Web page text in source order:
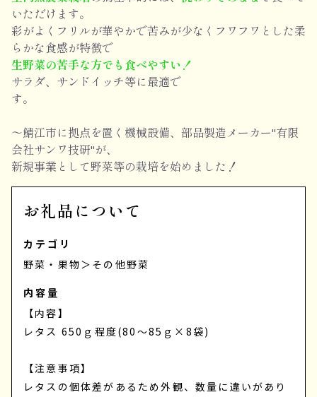
いただけます。
彩がよくフリルが華やかで苦みが少なくフワフワとした柔
らかな食感が特徴で
生野菜の苦手な方でも食べやすい！
サラダ、サンドイッチ等に最適で
す。
～鯖江市に拠点を置く機械設備、部品製造メーカー"有限
会社サンワ技研"が、
新規事業として野菜等の栽培を始めました！
お礼品について
カテゴリ
野菜・果物 ＞ その他野菜
内容量
【内容】
レタス 650ｇ程度(80～85ｇ×8袋)
【注意事項】
レタスの個体差があるため外観、数量に違いがあり